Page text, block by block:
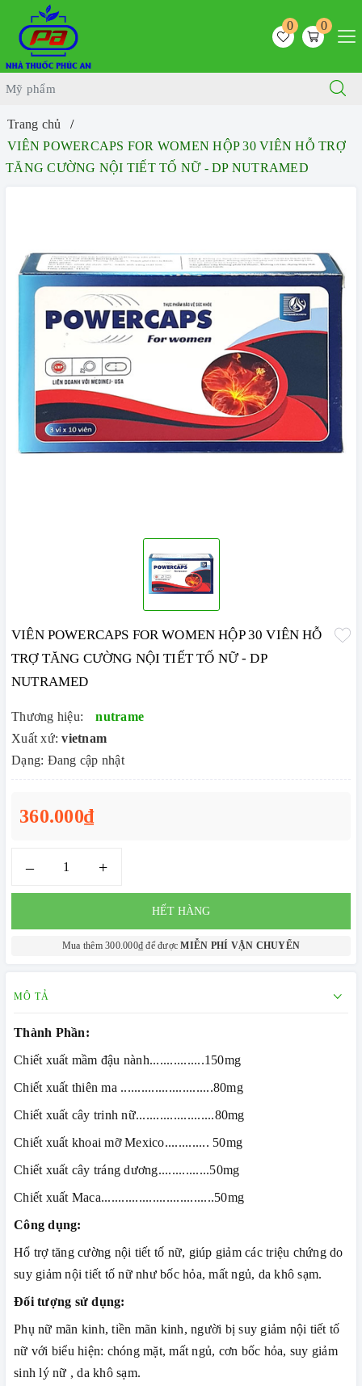
0
0
Trang chủ
VIÊN POWERCAPS FOR WOMEN HỘP 30 VIÊN HỖ TRỢ
TĂNG CƯỜNG NỘI TIẾT TỐ NỮ - DP NUTRAMED
VIÊN POWERCAPS FOR WOMEN HỘP 30 VIÊN HỖ
TRỢ TĂNG CƯỜNG NỘI TIẾT TỐ NỮ - DP
NUTRAMED
Thương hiệu:
nutrame
Xuất xứ:vietnam
Dạng: Đang cập nhật
360.000₫
– +
HẾT HÀNG
Mua thêm 300.000₫ để đượcMIỄN PHÍ VẬN CHUYỂN
MÔ TẢ
Thành Phần:
Chiết xuất mầm đậu nành................150mg
Chiết xuất thiên ma ...........................80mg
Chiết xuất cây trinh nữ.......................80mg
Chiết xuất khoai mỡ Mexico............. 50mg
Chiết xuất cây tráng dương...............50mg
Chiết xuất Maca.................................50mg
Công dụng:
Hổ trợ tăng cường nội tiết tố nữ, giúp giảm các triệu chứng do
suy giảm nội tiết tố nữ như bốc hỏa, mất ngủ, da khô sạm.
Đối tượng sử dụng:
Phụ nữ mãn kinh, tiền mãn kinh, người bị suy giảm nội tiết tố
nữ với biểu hiện: chóng mặt, mất ngủ, cơn bốc hỏa, suy giảm
sinh lý nữ , da khô sạm.